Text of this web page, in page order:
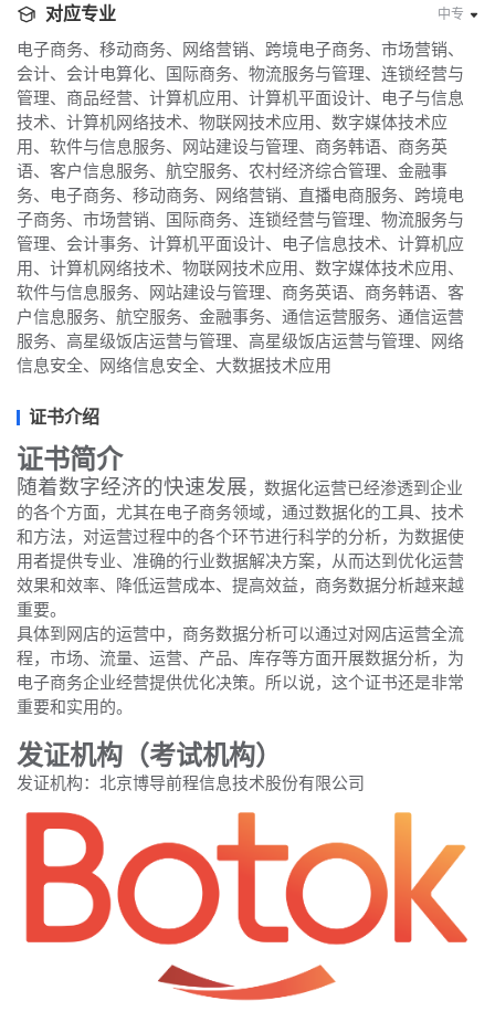
对应专业 中专
电子商务、移动商务、网络营销、跨境电子商务、市场营销、
会计、会计电算化、国际商务、物流服务与管理、连锁经营与
管理、商品经营、计算机应用、计算机平面设计、电子与信息
技术、计算机网络技术、物联网技术应用、数字媒体技术应
用、软件与信息服务、网站建设与管理、商务韩语、商务英
语、客户信息服务、航空服务、农村经济综合管理、金融事
务、电子商务、移动商务、网络营销、直播电商服务、跨境电
子商务、市场营销、国际商务、连锁经营与管理、物流服务与
管理、会计事务、计算机平面设计、电子信息技术、计算机应
用、计算机网络技术、物联网技术应用、数字媒体技术应用、
软件与信息服务、网站建设与管理、商务英语、商务韩语、客
户信息服务、航空服务、金融事务、通信运营服务、通信运营
服务、高星级饭店运营与管理、高星级饭店运营与管理、网络
信息安全、网络信息安全、大数据技术应用
证书介绍
证书简介
随着数字经济的快速发展，数据化运营已经渗透到企业
的各个方面，尤其在电子商务领域，通过数据化的工具、技术
和方法，对运营过程中的各个环节进行科学的分析，为数据使
用者提供专业、准确的行业数据解决方案，从而达到优化运营
效果和效率、降低运营成本、提高效益，商务数据分析越来越
重要。
具体到网店的运营中，商务数据分析可以通过对网店运营全流
程，市场、流量、运营、产品、库存等方面开展数据分析，为
电子商务企业经营提供优化决策。所以说，这个证书还是非常
重要和实用的。
发证机构（考试机构）
发证机构：北京博导前程信息技术股份有限公司